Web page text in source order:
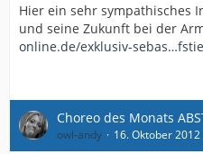
Hier ein sehr sympathisches
und seine Zukunft bei der
online.de/exklusiv-
Choreo des Monats
owl-andy 16. Oktober